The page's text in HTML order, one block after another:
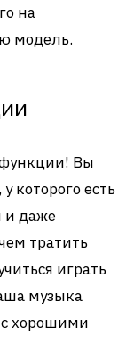
на
модель.
функции! Вы
которого есть
и даже
тратить
играть
музыка
с хорошими